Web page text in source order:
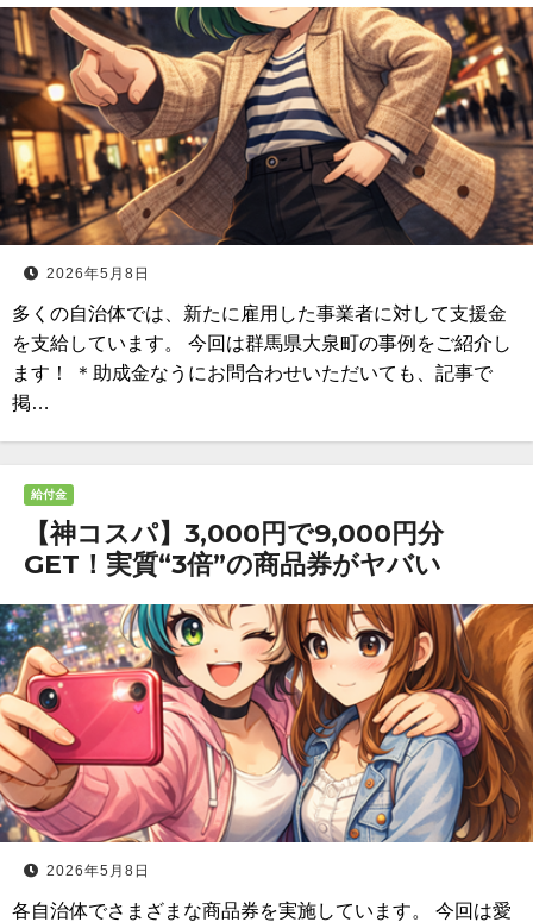
2026年5月8日
多くの自治体では、新たに雇用した事業者に対して支援金
を支給しています。 今回は群馬県大泉町の事例をご紹介し
ます！ ＊助成金なうにお問合わせいただいても、記事で
掲…
給付金
【神コスパ】3,000円で9,000円分
GET！実質“3倍”の商品券がヤバい
2026年5月8日
各自治体でさまざまな商品券を実施しています。 今回は愛